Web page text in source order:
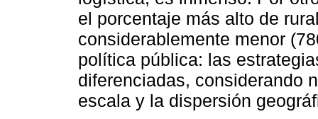
el porcentaje más alto de
considerablemente menor
política pública: las
diferenciadas, considerando
escala y la dispersión